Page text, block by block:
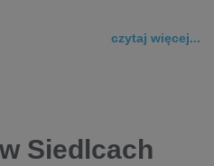
czytaj więcej...
Siedlcach